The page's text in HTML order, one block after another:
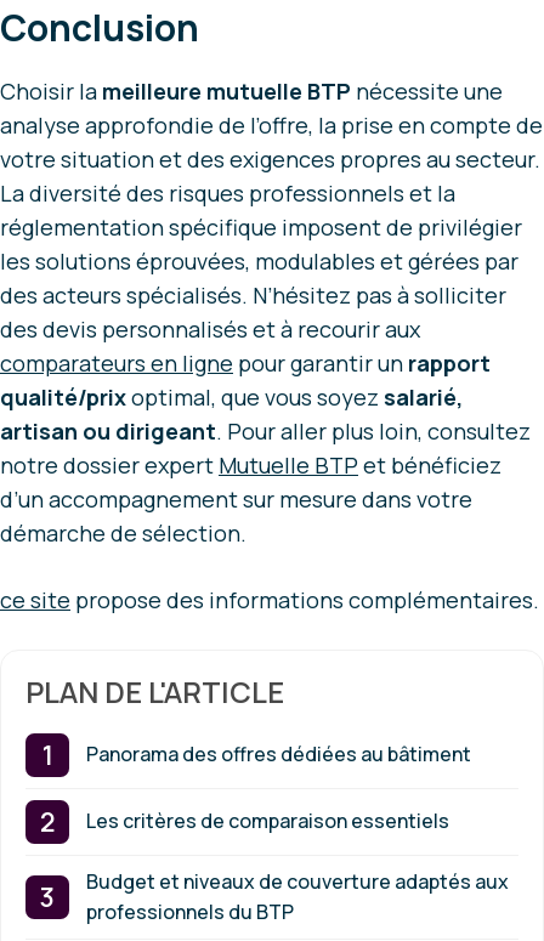
Conclusion
Choisir la meilleure mutuelle BTP nécessite une
analyse approfondie de l’offre, la prise en compte de
votre situation et des exigences propres au secteur.
La diversité des risques professionnels et la
réglementation spécifique imposent de privilégier
les solutions éprouvées, modulables et gérées par
des acteurs spécialisés. N’hésitez pas à solliciter
des devis personnalisés et à recourir aux
comparateurs en ligne pour garantir un rapport
qualité/prixoptimal, que vous soyez salarié,
artisan ou dirigeant. Pour aller plus loin, consultez
notre dossier expert Mutuelle BTP et bénéficiez
d’un accompagnement sur mesure dans votre
démarche de sélection.
ce site propose des informations complémentaires.
PLAN DE L'ARTICLE
Panorama des offres dédiées au bâtiment
Les critères de comparaison essentiels
Budget et niveaux de couverture adaptés aux
professionnels du BTP